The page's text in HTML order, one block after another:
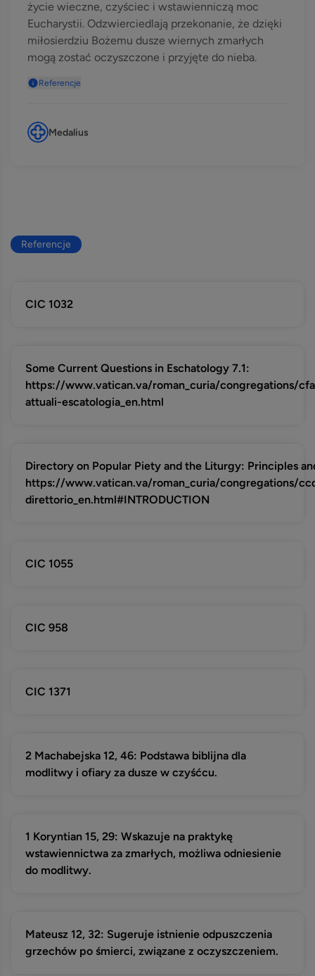
życie wieczne, czyściec i wstawienniczą moc
Eucharystii. Odzwierciedlają przekonanie, że dzięki
miłosierdziu Bożemu dusze wiernych zmarłych
mogą zostać oczyszczone i przyjęte do nieba.
Referencje
Medalius
Referencje
CIC 1032
Some Current Questions in Eschatology 7.1:
https://www.vatican.va/roman_curia/congregations/
attuali-escatologia_en.html
Directory on Popular Piety and the Liturgy: Principles
https://www.vatican.va/roman_curia/congregations/
direttorio_en.html#INTRODUCTION
CIC 1055
CIC 958
CIC 1371
2 Machabejska 12, 46: Podstawa biblijna dla
modlitwy i ofiary za dusze w czyśćcu.
1 Koryntian 15, 29: Wskazuje na praktykę
wstawiennictwa za zmarłych, możliwa odniesienie
do modlitwy.
Mateusz 12, 32: Sugeruje istnienie odpuszczenia
grzechów po śmierci, związane z oczyszczeniem.